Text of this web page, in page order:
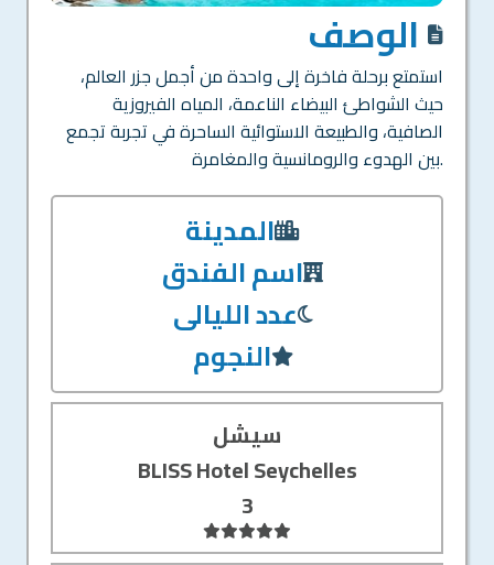
الوصف
استمتع برحلة فاخرة إلى واحدة من أجمل جزر العالم،
حيث الشواطئ البيضاء الناعمة، المياه الفيروزية
الصافية، والطبيعة الاستوائية الساحرة في تجربة تجمع
بين الهدوء والرومانسية والمغامرة.
المدينة
اسم الفندق
عدد الليالى
النجوم
سيشل
BLISS Hotel Seychelles
3